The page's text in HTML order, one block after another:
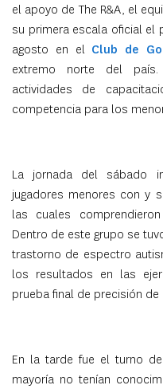
el apoyo de The R&A, el
su primera escala oficial el
agosto en el Club de
extremo norte del
actividades de
competencia para los
La jornada del sábado
jugadores menores con y
las cuales
Dentro de este grupo se
trastorno de espectro
los resultados en las
prueba final de precisión de
En la tarde fue el turno
mayoría no tenían